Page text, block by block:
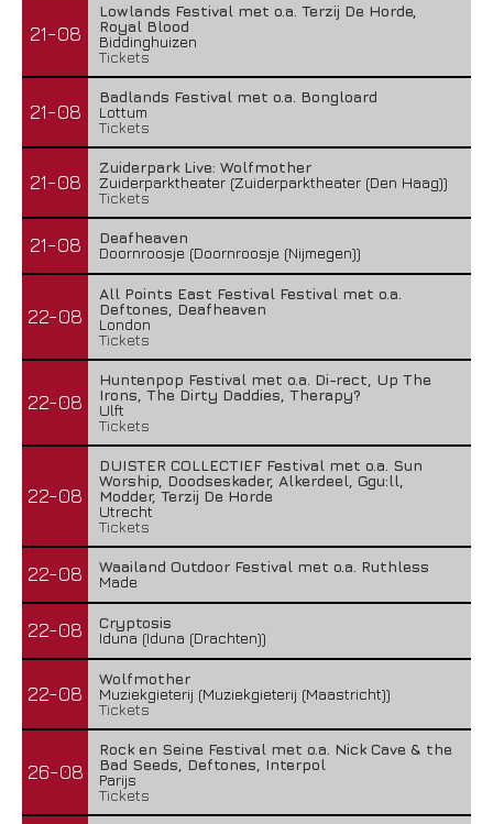
21-08
Lowlands Festival met o.a. Terzij De Horde,
Royal Blood
Biddinghuizen
Tickets
21-08
Badlands Festival met o.a. Bongloard
Lottum
Tickets
21-08
Zuiderpark Live: Wolfmother
Zuiderparktheater (Zuiderparktheater (Den Haag))
Tickets
21-08
Deafheaven
Doornroosje (Doornroosje (Nijmegen))
22-08
All Points East Festival Festival met o.a.
Deftones, Deafheaven
London
Tickets
22-08
Huntenpop Festival met o.a. Di-rect, Up The
Irons, The Dirty Daddies, Therapy?
Ulft
Tickets
22-08
DUISTER COLLECTIEF Festival met o.a. Sun
Worship, Doodseskader, Alkerdeel, Ggu:ll,
Modder, Terzij De Horde
Utrecht
Tickets
22-08
Waailand Outdoor Festival met o.a. Ruthless
Made
22-08
Cryptosis
Iduna (Iduna (Drachten))
22-08
Wolfmother
Muziekgieterij (Muziekgieterij (Maastricht))
Tickets
26-08
Rock en Seine Festival met o.a. Nick Cave & the
Bad Seeds, Deftones, Interpol
Parijs
Tickets